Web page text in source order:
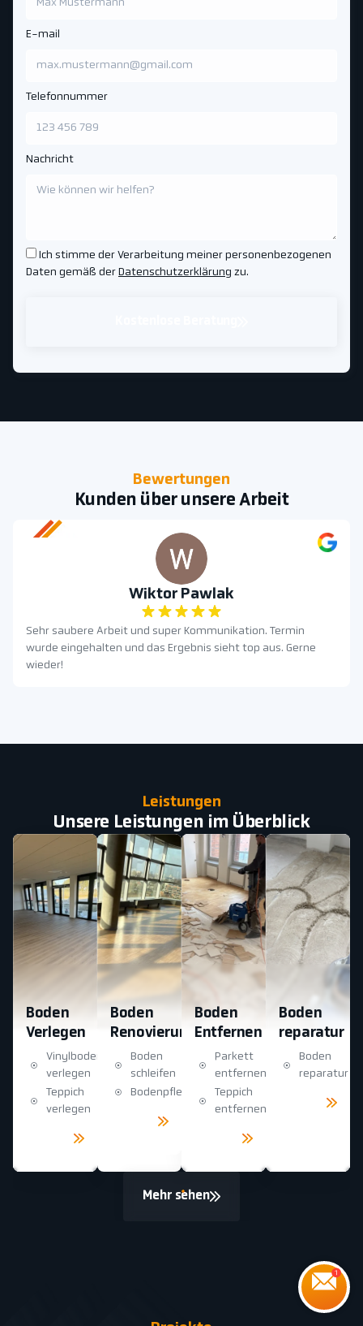
E-mail
Telefonnummer
Nachricht
Ich stimme der Verarbeitung meiner personenbezogenen
Daten gemäß der Datenschutzerklärung zu.
Bewertungen
Kunden über unsere Arbeit
Wiktor Pawlak
Sehr saubere Arbeit und super Kommunikation. Termin
wurde eingehalten und das Ergebnis sieht top aus. Gerne
wieder!
Leistungen
Unsere Leistungen im Überblick
Boden
Verlegen
Vinylboden
verlegen
Teppich
verlegen
Boden
Renovierung
Boden
schleifen
Bodenpflege
Boden
Entfernen
Parkett
entfernen
Teppich
entfernen
Boden
reparatur
Boden
reparatur
Mehr sehen